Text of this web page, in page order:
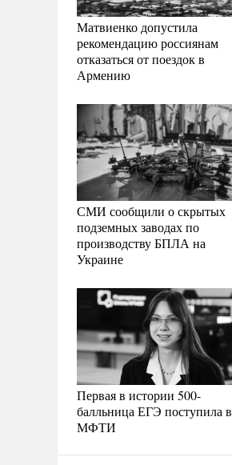
Матвиенко допустила
рекомендацию россиянам
отказаться от поездок в
Армению
СМИ сообщили о скрытых
подземных заводах по
производству БПЛА на
Украине
Первая в истории 500-
балльница ЕГЭ поступила в
МФТИ